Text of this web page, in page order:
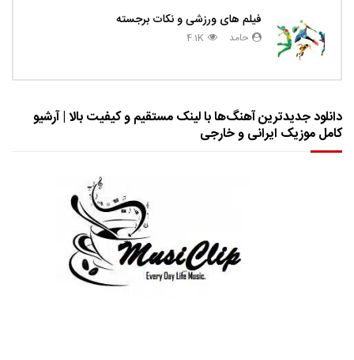
فیلم های ورزشی و نکات برجسته
حامد 4.1K
دانلود جدیدترین آهنگ‌ها با لینک مستقیم و کیفیت بالا | آرشیو
کامل موزیک ایرانی و خارجی